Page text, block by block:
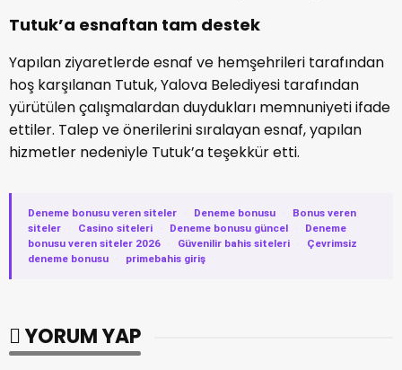
Tutuk’a esnaftan tam destek
Yapılan ziyaretlerde esnaf ve hemşehrileri tarafından
hoş karşılanan Tutuk, Yalova Belediyesi tarafından
yürütülen çalışmalardan duydukları memnuniyeti ifade
ettiler. Talep ve önerilerini sıralayan esnaf, yapılan
hizmetler nedeniyle Tutuk’a teşekkür etti.
Deneme bonusu veren siteler · Deneme bonusu ·
Bonus veren
siteler
· Casino siteleri · Deneme bonusu güncel ·
Deneme
bonusu veren siteler 2026
· Güvenilir bahis siteleri ·
Çevrimsiz
deneme bonusu
· primebahis giriş
YORUM YAP